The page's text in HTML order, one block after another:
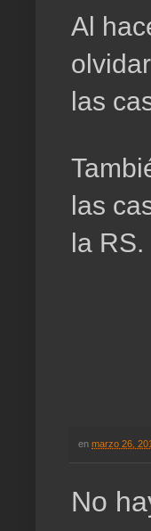
Al
las
las
la RS.
en marzo 26,
No